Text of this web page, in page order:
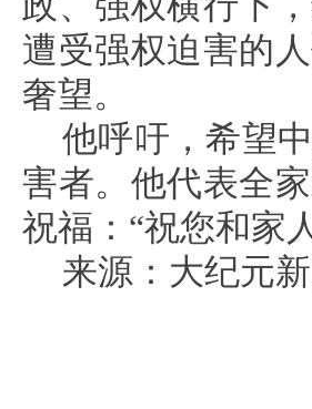
遭受强权迫害的
奢望。
他呼吁，希望
害者。他代表全
祝福：“祝您和家
来源：大纪元